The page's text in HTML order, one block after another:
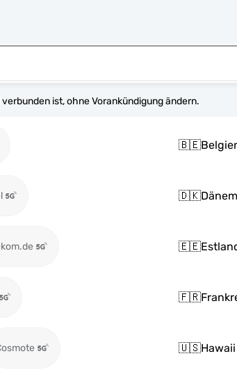
ist, ohne Vorankündigung ändern.
🇧🇪
🇩🇰
🇪🇪
🇫🇷
🇺🇸Hawaii